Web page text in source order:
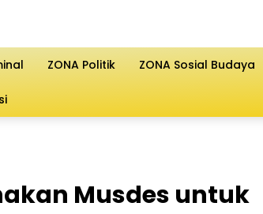
ZONA Politik ZONA Sosial Budaya
Musdes untuk